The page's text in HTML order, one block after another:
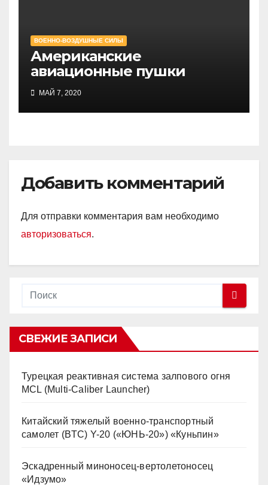
ВОЕННО-ВОЗДУШНЫЕ СИЛЫ
Американские
авиационные пушки
МАЙ 7, 2020
Добавить комментарий
Для отправки комментария вам необходимо
авторизоваться.
СВЕЖИЕ ЗАПИСИ
Турецкая реактивная система залпового огня
MCL (Multi-Caliber Launcher)
Китайский тяжелый военно-транспортный
самолет (BTC) Y-20 («ЮНЬ-20») «Куньпин»
Эскадренный миноносец-вертолетоносец
«Идзумо»